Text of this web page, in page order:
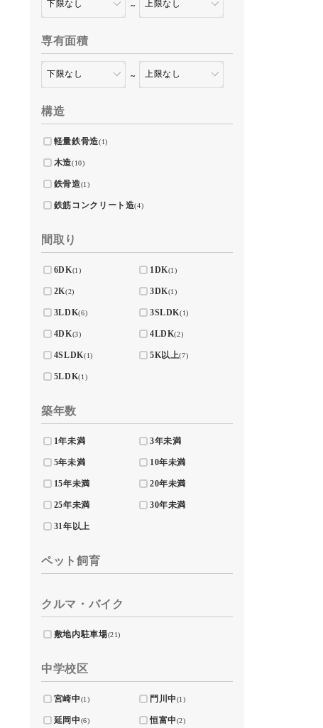
～
専有面積
～
構造
軽量鉄骨造(1)
木造(10)
鉄骨造(1)
鉄筋コンクリート造(4)
間取り
6DK(1) 1DK(1)
2K(2) 3DK(1)
3LDK(6) 3SLDK(1)
4DK(3) 4LDK(2)
4SLDK(1) 5K以上(7)
5LDK(1)
築年数
1年未満 3年未満
5年未満 10年未満
15年未満 20年未満
25年未満 30年未満
31年以上
ペット飼育
クルマ・バイク
敷地内駐車場(21)
中学校区
宮崎中(1) 門川中(1)
延岡中(6) 恒富中(2)